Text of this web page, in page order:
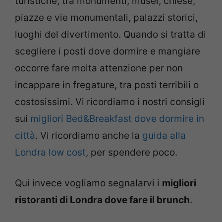
piazze e vie monumentali, palazzi storici,
luoghi del divertimento. Quando si tratta di
scegliere i posti dove dormire e mangiare
occorre fare molta attenzione per non
incappare in fregature, tra posti terribili o
costosissimi. Vi ricordiamo i nostri consigli
sui migliori Bed&Breakfast dove dormire in
città. Vi ricordiamo anche la guida alla
Londra low cost, per spendere poco.
Qui invece vogliamo segnalarvi i migliori
ristoranti di Londra dove fare il brunch.